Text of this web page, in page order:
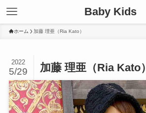
Baby Kids
ホーム 加藤 理亜（Ria Kato）
加藤 理亜（Ria Kato）
2022
5/29